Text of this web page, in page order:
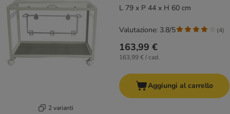
2 varianti
L 79 x P 44 x H 60 cm
163,99 €
163,99 € / cad.
Valutazione: 3.8/5 (4)
Aggiungi al carrello